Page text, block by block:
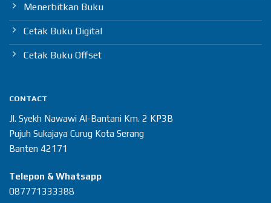
Menerbitkan Buku
Cetak Buku Digital
Cetak Buku Offset
CONTACT
Jl. Syekh Nawawi Al-Bantani Km. 2 KP3B
Pujuh Sukajaya Curug Kota Serang
Banten 42171
Telepon & Whatsapp
087771333388